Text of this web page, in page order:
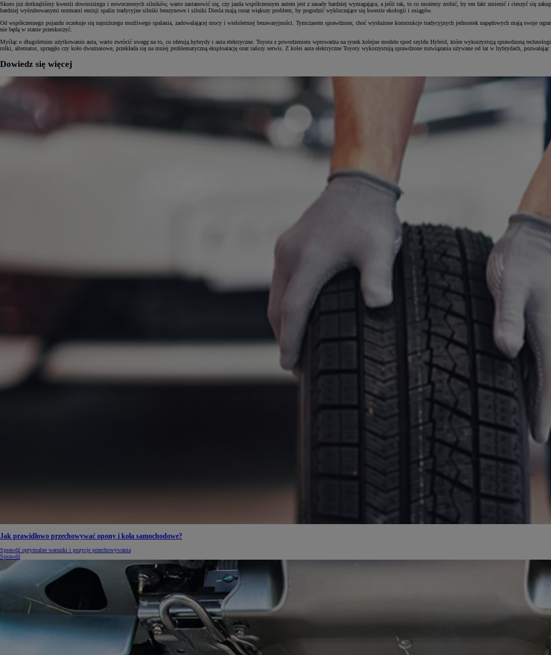
Skoro już dotknęliśmy kwestii downsizingu i nowoczesnych silników, warto zastanowić się, czy jazda współczesnym autem jest z zasady bardziej wymagająca, a jeśli tak, to co możemy zrobić, by ten fakt zmienić i cieszyć się
bardziej wyśrubowanymi normami emisji spalin tradycyjne silniki benzynowe i silniki Diesla mają coraz większy problem, by pogodzić wykluczające się kwestie ekologii i osiągów.
Od współczesnego pojazdu oczekuje się najniższego możliwego spalania, zadowalającej mocy i wieloletniej bezawaryjności. Tymczasem sprawdzone, choć wysłużone konstrukcje tradycyjnych jednostek napędowych mają swoje
nie będą w stanie przeskoczyć.
Myśląc o długoletnim użytkowaniu auta, warto zwrócić uwagę na to, co oferują hybrydy i auta elektryczne. Toyota z powodzeniem wprowadza na rynek kolejne modele spod szyldu Hybrid, które wykorzystują sprawdzoną
rolki, alternator, sprzęgło czy koło dwumasowe, przekłada się na mniej problematyczną eksploatację oraz tańszy serwis. Z kolei auta elektryczne Toyoty wykorzystują sprawdzone rozwiązania używane od lat w hybrydach,
Dowiedz się więcej
Jak prawidłowo przechowywać opony i koła samochodowe?
Sprawdź optymalne warunki i pozycje przechowywania
Sprawdź